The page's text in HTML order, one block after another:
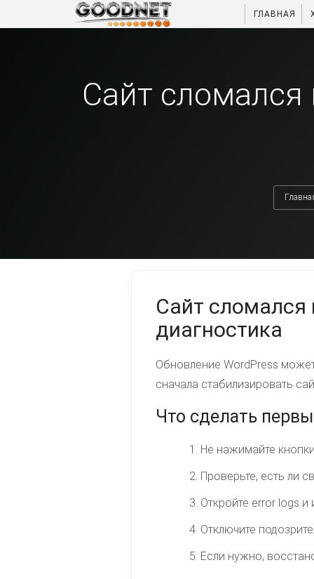
ГЛАВНАЯ
Сайт сломался
Сайт сломался
диагностика
Обновление WordPress
сначала стабилизировать
Что сделать
Не нажимайте
Проверьте, есть ли
Откройте error logs и
Отключите
Если нужно,